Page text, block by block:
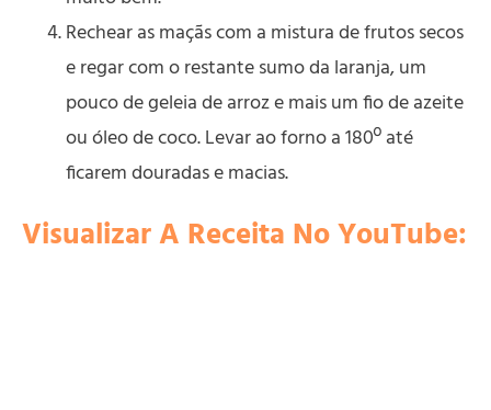
Rechear as maçãs com a mistura de frutos secos
e regar com o restante sumo da laranja, um
pouco de geleia de arroz e mais um fio de azeite
ou óleo de coco. Levar ao forno a 180º até
ficarem douradas e macias.
Visualizar A Receita No YouTube: